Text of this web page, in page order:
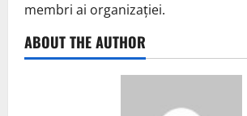
membri ai organizației.
ABOUT THE AUTHOR